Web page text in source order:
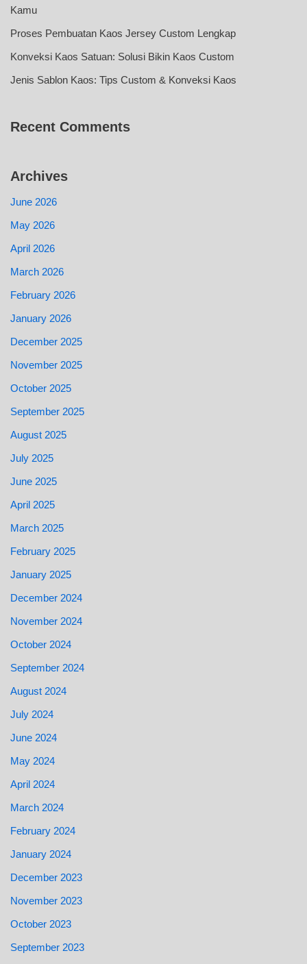
Kamu
Proses Pembuatan Kaos Jersey Custom Lengkap
Konveksi Kaos Satuan: Solusi Bikin Kaos Custom
Jenis Sablon Kaos: Tips Custom & Konveksi Kaos
Recent Comments
Archives
June 2026
May 2026
April 2026
March 2026
February 2026
January 2026
December 2025
November 2025
October 2025
September 2025
August 2025
July 2025
June 2025
April 2025
March 2025
February 2025
January 2025
December 2024
November 2024
October 2024
September 2024
August 2024
July 2024
June 2024
May 2024
April 2024
March 2024
February 2024
January 2024
December 2023
November 2023
October 2023
September 2023